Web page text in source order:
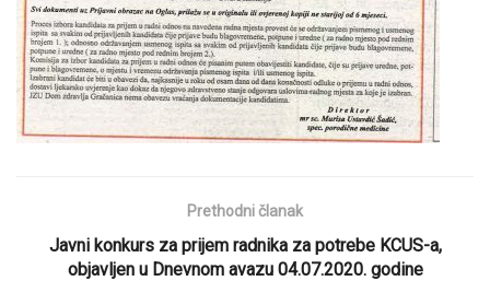
Prethodni članak
Javni konkurs za prijem radnika za potrebe KCUS-a,
objavljen u Dnevnom avazu 04.07.2020. godine